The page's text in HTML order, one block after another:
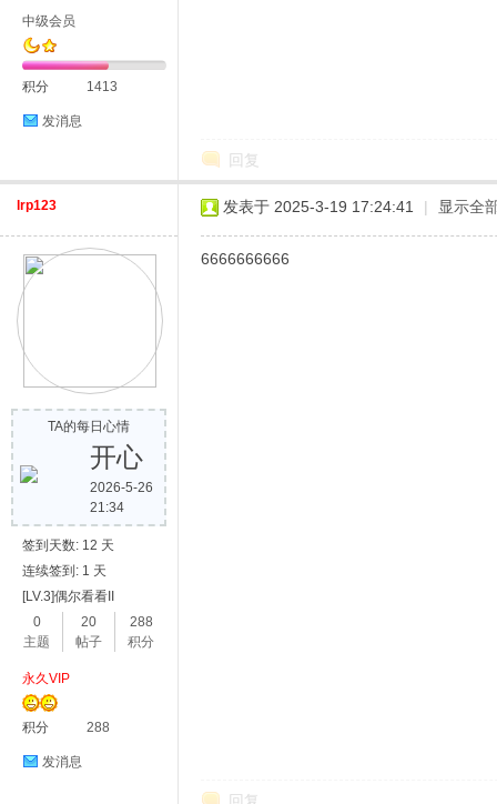
中级会员
积分 1413
发消息
回复
lrp123
TA的每日心情
开心
2026-5-26
21:34
签到天数: 12 天
连续签到: 1 天
[LV.3]偶尔看看II
0
主题
20
帖子
288
积分
永久VIP
积分 288
发消息
发表于 2025-3-19 17:24:41 | 显示全
6666666666